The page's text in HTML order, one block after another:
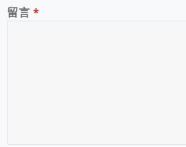
留言 *